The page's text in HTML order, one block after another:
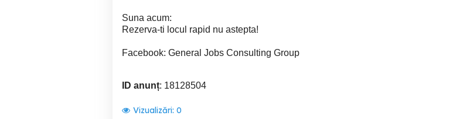
Suna acum:
Rezerva-ti locul rapid nu astepta!
Facebook: General Jobs Consulting Group
ID anunț: 18128504
Vizualizări: 0